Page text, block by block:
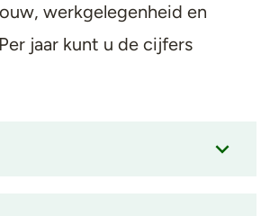
werkgelegenheid en
jaar kunt u de cijfers